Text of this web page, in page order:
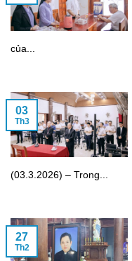
của...
(03.3.2026) – Trong...
03
Th3
27
Th2